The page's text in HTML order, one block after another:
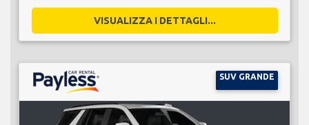
VISUALIZZA I DETTAGLI...
SUV GRANDE